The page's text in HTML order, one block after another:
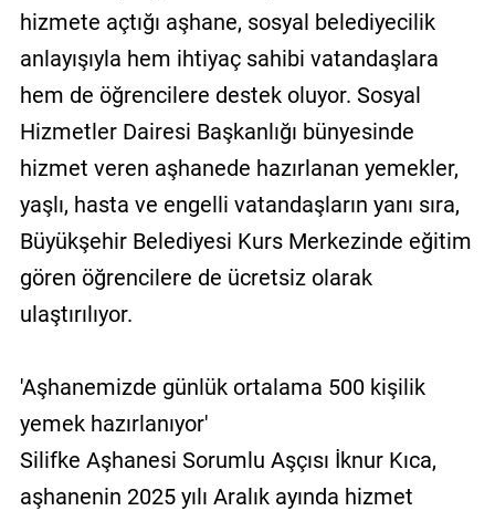
hizmete açtığı aşhane, sosyal belediyecilik
anlayışıyla hem ihtiyaç sahibi vatandaşlara
hem de öğrencilere destek oluyor. Sosyal
Hizmetler Dairesi Başkanlığı bünyesinde
hizmet veren aşhanede hazırlanan yemekler,
yaşlı, hasta ve engelli vatandaşların yanı sıra,
Büyükşehir Belediyesi Kurs Merkezinde eğitim
gören öğrencilere de ücretsiz olarak
ulaştırılıyor.
'Aşhanemizde günlük ortalama 500 kişilik
yemek hazırlanıyor'
Silifke Aşhanesi Sorumlu Aşçısı İknur Kıca,
aşhanenin 2025 yılı Aralık ayında hizmet